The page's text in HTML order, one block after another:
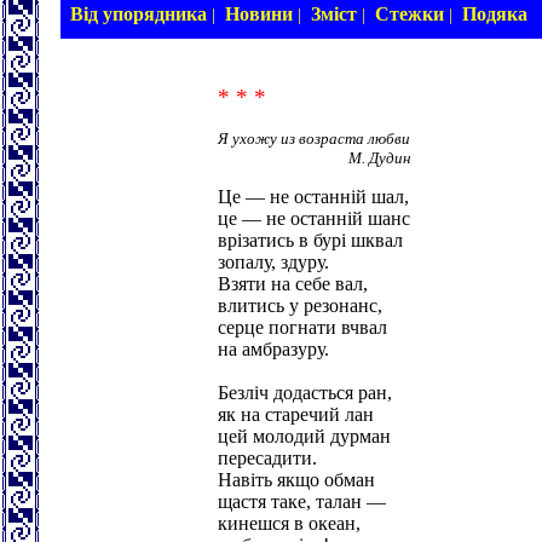
Від упорядника | Новини | Зміст | Стежки | Подяка
* * *
Я ухожу из возраста любви
М. Дудин
Це — не останній шал,
це — не останній шанс
врізатись в бурі шквал
зопалу, здуру.
Взяти на себе вал,
влитись у резонанс,
серце погнати вчвал
на амбразуру.
Безліч додасться ран,
як на старечий лан
цей молодий дурман
пересадити.
Навіть якщо обман
щастя таке, талан —
кинешся в океан,